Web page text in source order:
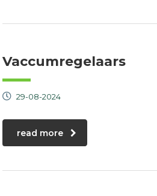
Vaccumregelaars
29-08-2024
read more